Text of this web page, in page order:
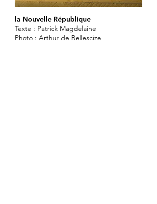
la Nouvelle République
Texte : Patrick Magdelaine
Photo : Arthur de Bellescize